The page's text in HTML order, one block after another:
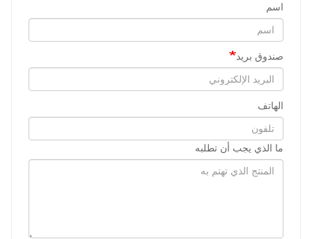
اسم
صندوق بريد
الهاتف
ما الذي يجب أن تطلبه